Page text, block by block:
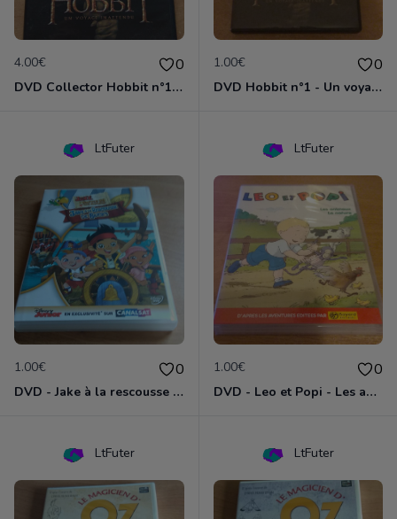
4.00€ 0
DVD Collector Hobbit n°1 - Un voyage inattendu
1.00€ 0
DVD Hobbit n°1 - Un voyage inattendu
LtFuter
1.00€ 0
DVD - Jake à la rescousse de Bucky
LtFuter
1.00€ 0
DVD - Leo et Popi - Les animaux de la nature
LtFuter LtFuter